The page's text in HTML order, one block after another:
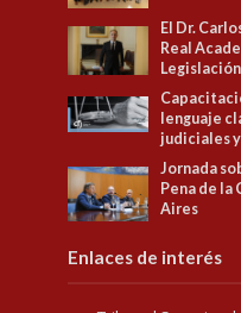
El Dr.
Real
lenguaje
judiciales
Jornada
Pena de la
Aires
Enlaces de interés